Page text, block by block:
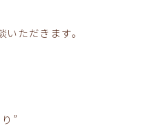
ただきます。
”